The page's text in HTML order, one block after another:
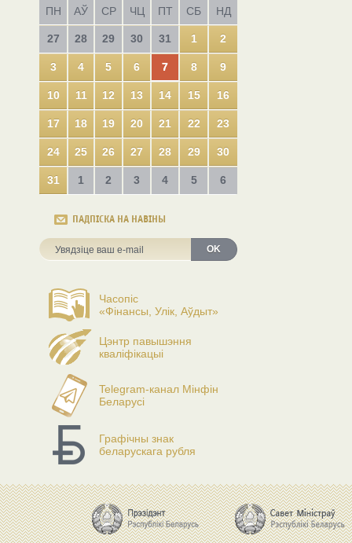
ПН АЎ СР ЧЦ ПТ СБ НД
27 28 29 30 31 1 2
3 4 5 6 7 8 9
10 11 12 13 14 15 16
17 18 19 20 21 22 23
24 25 26 27 28 29 30
31 1 2 3 4 5 6
ПАДПІСКА НА НАВІНЫ
OK
Часопіс
«Фінансы, Улік, Аўдыт»
Цэнтр павышэння
кваліфікацыі
Telegram-канал Мінфін
Беларусі
Графічны знак
беларускага рубля